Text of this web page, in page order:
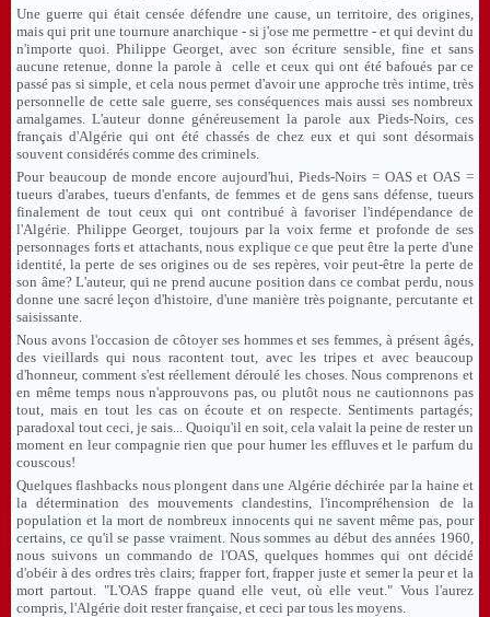
Une guerre qui était censée défendre une cause, un territoire, des origines,
mais qui prit une tournure anarchique - si j'ose me permettre - et qui devint du
n'importe quoi. Philippe Georget, avec son écriture sensible, fine et sans
aucune retenue, donne la parole à celle et ceux qui ont été bafoués par ce
passé pas si simple, et cela nous permet d'avoir une approche très intime, très
personnelle de cette sale guerre, ses conséquences mais aussi ses nombreux
amalgames. L'auteur donne généreusement la parole aux Pieds-Noirs, ces
français d'Algérie qui ont été chassés de chez eux et qui sont désormais
souvent considérés comme des criminels.
Pour beaucoup de monde encore aujourd'hui, Pieds-Noirs = OAS et OAS =
tueurs d'arabes, tueurs d'enfants, de femmes et de gens sans défense, tueurs
finalement de tout ceux qui ont contribué à favoriser l'indépendance de
l'Algérie. Philippe Georget, toujours par la voix ferme et profonde de ses
personnages forts et attachants, nous explique ce que peut être la perte d'une
identité, la perte de ses origines ou de ses repères, voir peut-être la perte de
son âme? L'auteur, qui ne prend aucune position dans ce combat perdu, nous
donne une sacré leçon d'histoire, d'une manière très poignante, percutante et
saisissante.
Nous avons l'occasion de côtoyer ses hommes et ses femmes, à présent âgés,
des vieillards qui nous racontent tout, avec les tripes et avec beaucoup
d'honneur, comment s'est réellement déroulé les choses. Nous comprenons et
en même temps nous n'approuvons pas, ou plutôt nous ne cautionnons pas
tout, mais en tout les cas on écoute et on respecte. Sentiments partagés;
paradoxal tout ceci, je sais... Quoiqu'il en soit, cela valait la peine de rester un
moment en leur compagnie rien que pour humer les effluves et le parfum du
couscous!
Quelques flashbacks nous plongent dans une Algérie déchirée par la haine et
la détermination des mouvements clandestins, l'incompréhension de la
population et la mort de nombreux innocents qui ne savent même pas, pour
certains, ce qu'il se passe vraiment. Nous sommes au début des années 1960,
nous suivons un commando de l'OAS, quelques hommes qui ont décidé
d'obéir à des ordres très clairs; frapper fort, frapper juste et semer la peur et la
mort partout. "L'OAS frappe quand elle veut, où elle veut." Vous l'aurez
compris, l'Algérie doit rester française, et ceci par tous les moyens.